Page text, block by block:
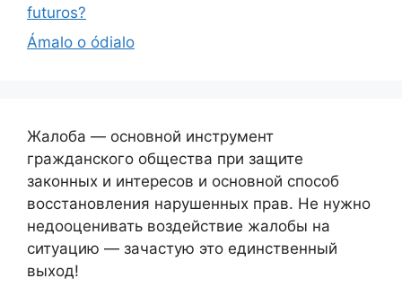
futuros?
Ámalo o ódialo
Жалоба — основной инструмент
гражданского общества при защите
законных и интересов и основной способ
восстановления нарушенных прав. Не нужно
недооценивать воздействие жалобы на
ситуацию — зачастую это единственный
выход!